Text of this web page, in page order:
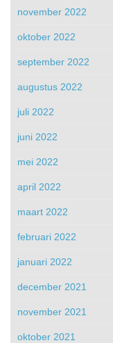
november 2022
oktober 2022
september 2022
augustus 2022
juli 2022
juni 2022
mei 2022
april 2022
maart 2022
februari 2022
januari 2022
december 2021
november 2021
oktober 2021